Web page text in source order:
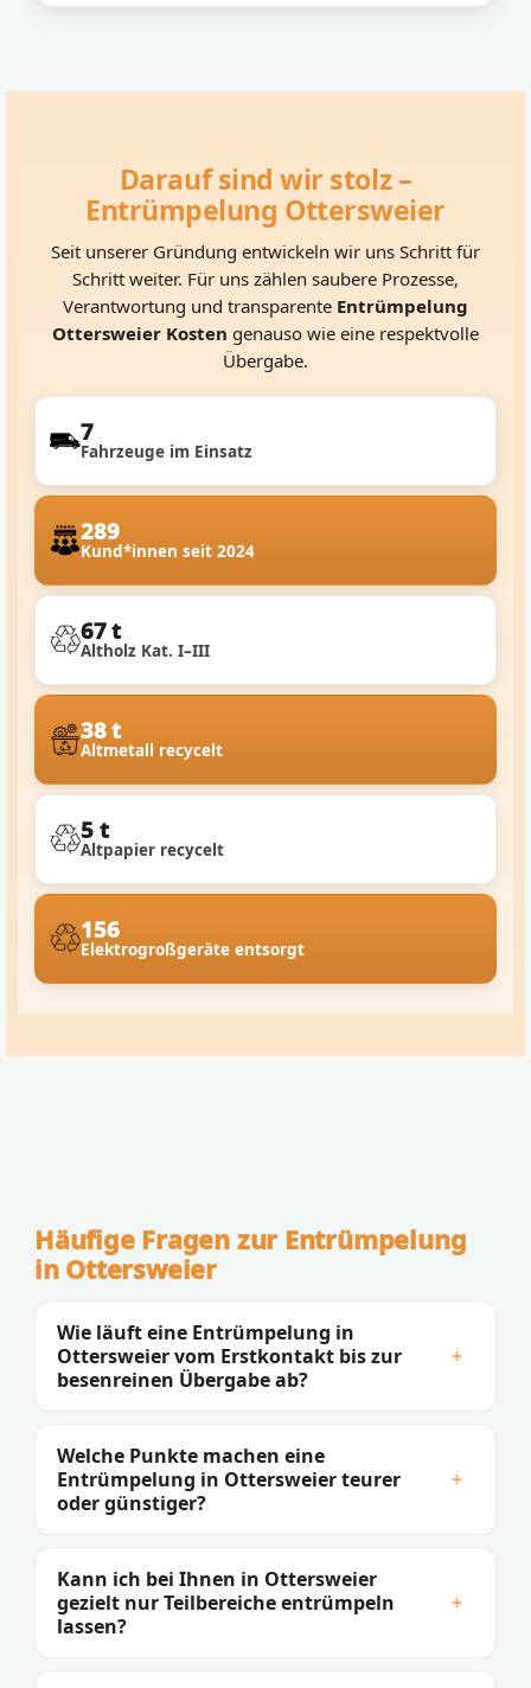
Darauf sind wir stolz –
Entrümpelung Ottersweier
Seit unserer Gründung entwickeln wir uns Schritt für
Schritt weiter. Für uns zählen saubere Prozesse,
Verantwortung und transparente Entrümpelung
Ottersweier Kosten genauso wie eine respektvolle
Übergabe.
7
Fahrzeuge im Einsatz
289
Kund*innen seit 2024
67 t
Altholz Kat. I–III
38 t
Altmetall recycelt
5 t
Altpapier recycelt
156
Elektrogroßgeräte entsorgt
Häufige Fragen zur Entrümpelung
in Ottersweier
Wie läuft eine Entrümpelung in
Ottersweier vom Erstkontakt bis zur
besenreinen Übergabe ab?
+
Welche Punkte machen eine
Entrümpelung in Ottersweier teurer
oder günstiger?
+
Kann ich bei Ihnen in Ottersweier
gezielt nur Teilbereiche entrümpeln
lassen?
+